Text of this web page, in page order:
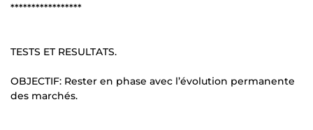
*****************
TESTS ET RESULTATS.
OBJECTIF: Rester en phase avec l’évolution permanente
des marchés.